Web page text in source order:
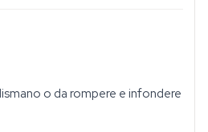
o da rompere e infondere